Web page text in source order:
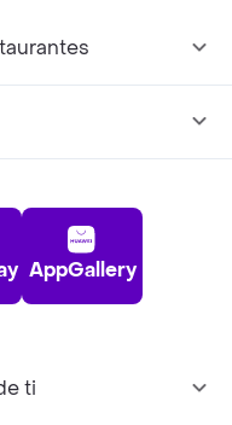
AppGallery
ti